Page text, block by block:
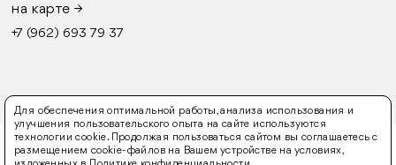
на карте →
+7 (962) 693 79 37
Для обеспечения оптимальной работы, анализа использования и
улучшения пользовательского опыта на сайте используются
технологии cookie. Продолжая пользоваться сайтом вы соглашаетесь с
размещением cookie-файлов на Вашем устройстве на условиях,
© 2016-2026 FURLY